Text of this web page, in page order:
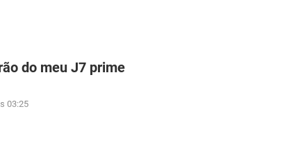
do meu J7 prime
03:25